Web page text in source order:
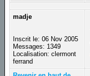
madje
Inscrit le: 06 Nov 2005
Messages: 1349
Localisation: clermont
ferrand